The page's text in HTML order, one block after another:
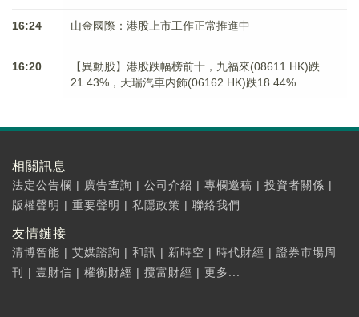
16:24 山金國際：港股上市工作正常推進中
16:20
【異動股】港股跌幅榜前十，九福來(08611.HK)跌
21.43%，天瑞汽車内飾(06162.HK)跌18.44%
相關訊息
法定公告欄 | 廣告查詢 | 公司介紹 | 專欄邀稿 | 投資者關係 |
版權聲明 | 重要聲明 | 私隱政策 | 聯絡我們
友情鏈接
清博智能 | 艾媒諮詢 | 和訊 | 新時空 | 時代財經 | 證券市場周
刊
| 壹財信 | 權衡財經 | 攬富財經 | 更多...